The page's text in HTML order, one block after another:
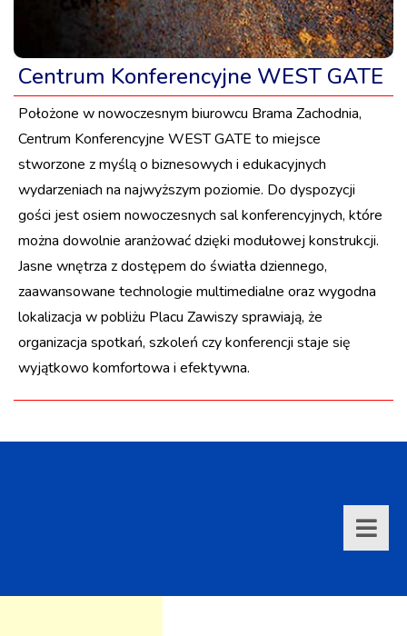
Centrum Konferencyjne WEST GATE
Położone w nowoczesnym biurowcu Brama Zachodnia,
Centrum Konferencyjne WEST GATE to miejsce
stworzone z myślą o biznesowych i edukacyjnych
wydarzeniach na najwyższym poziomie. Do dyspozycji
gości jest osiem nowoczesnych sal konferencyjnych, które
można dowolnie aranżować dzięki modułowej konstrukcji.
Jasne wnętrza z dostępem do światła dziennego,
zaawansowane technologie multimedialne oraz wygodna
lokalizacja w pobliżu Placu Zawiszy sprawiają, że
organizacja spotkań, szkoleń czy konferencji staje się
wyjątkowo komfortowa i efektywna.